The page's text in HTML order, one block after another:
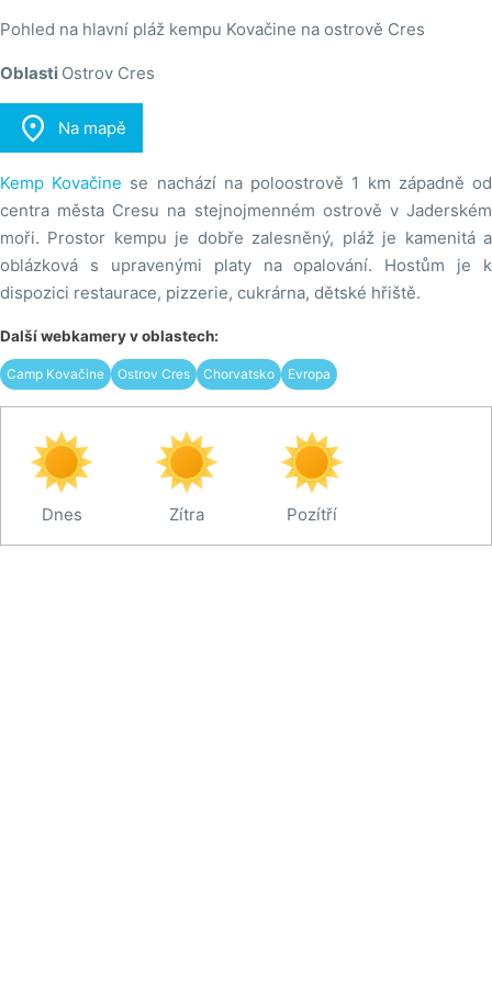
Pohled na hlavní pláž kempu Kovačine na ostrově Cres
Oblasti Ostrov Cres
 Na mapě
Kemp Kovačine se nachází na poloostrově 1 km západně od
centra města Cresu na stejnojmenném ostrově v Jaderském
moři. Prostor kempu je dobře zalesněný, pláž je kamenitá a
oblázková s upravenými platy na opalování. Hostům je k
dispozici restaurace, pizzerie, cukrárna, dětské hřiště.
Další webkamery v oblastech:
Camp Kovačine Ostrov Cres Chorvatsko Evropa
Dnes Zítra Pozítří